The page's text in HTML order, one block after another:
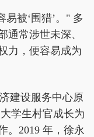
被‘围猎’。" 多
通常涉世未深、
力，便容易成为
建设服务中心原
学生村官成长为
。2019 年，徐永